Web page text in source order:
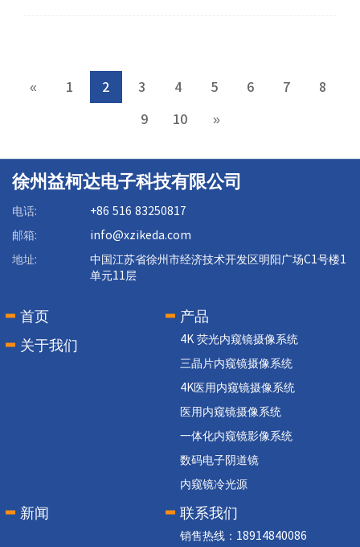
« 1 2 3 4 5 6 7 8
9 10 »
徐州益柯达电子科技有限公司
电话: +86 516 83250817
邮箱: info@xzikeda.com
地址:
中国江苏省徐州市经济技术开发区明阳广场C1号楼1
单元11层
首页
关于我们
产品
4K 荧光内窥镜摄像系统
三晶片内窥镜摄像系统
4K医用内窥镜摄像系统
医用内窥镜摄像系统
一体化内窥镜影像系统
数码电子阴道镜
内窥镜冷光源
新闻 联系我们
销售热线：18914840086